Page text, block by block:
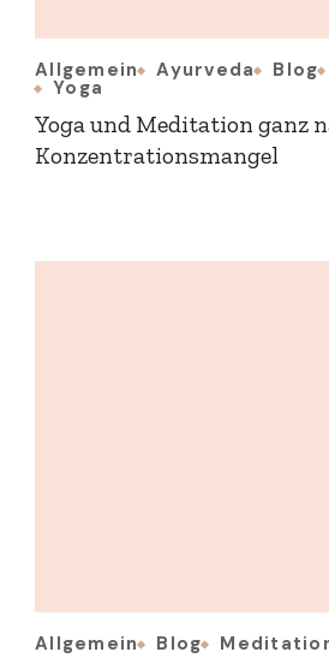
Allgemein Ayurveda Blog
Yoga
Yoga und Meditation ganz
Konzentrationsmangel
Allgemein Blog